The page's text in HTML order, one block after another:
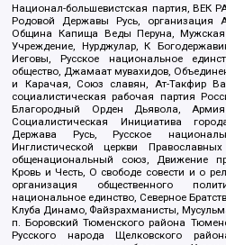
Национал-большевистская партия, ВЕК
Родовой Державы Русь, организация
Община Капища Веды Перуна,
Учреждение, Нурджулар, К
Иеговы, Русское национальное
общество, Джамаат мувахидов,
и Карачая, Союз славян, Ат-Такфир
социалистическая рабочая партия
Благородный Орден Дьявола,
Социалистическая Инициатива
Держава Русь, Русское
Инглистической церкви Православных
общенациональный союз, Движение
Кровь и Честь, О свободе совести и о
организация общественного
национальное единство, Северное
Клуба Динамо, Файзрахманисты,
п. Боровский Тюменского района
Русского народа Щелковского